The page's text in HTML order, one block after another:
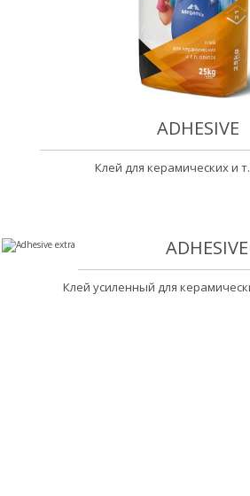
ADHESIVE
Клей для керамических и
Клей усиленный для